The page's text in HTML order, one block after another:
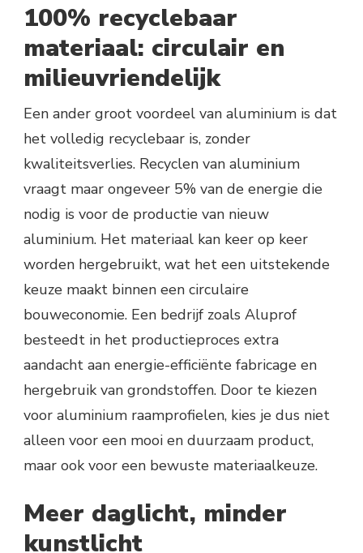
100% recyclebaar
materiaal: circulair en
milieuvriendelijk
Een ander groot voordeel van aluminium is dat
het volledig recyclebaar is, zonder
kwaliteitsverlies. Recyclen van aluminium
vraagt maar ongeveer 5% van de energie die
nodig is voor de productie van nieuw
aluminium. Het materiaal kan keer op keer
worden hergebruikt, wat het een uitstekende
keuze maakt binnen een circulaire
bouweconomie. Een bedrijf zoals Aluprof
besteedt in het productieproces extra
aandacht aan energie-efficiënte fabricage en
hergebruik van grondstoffen. Door te kiezen
voor aluminium raamprofielen, kies je dus niet
alleen voor een mooi en duurzaam product,
maar ook voor een bewuste materiaalkeuze.
Meer daglicht, minder
kunstlicht